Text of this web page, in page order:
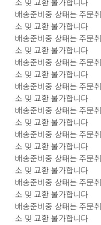
배송준비중 상태는 주문취
소 및 교환 불가합니다
배송준비중 상태는 주문취
소 및 교환 불가합니다
배송준비중 상태는 주문취
소 및 교환 불가합니다
배송준비중 상태는 주문취
소 및 교환 불가합니다
배송준비중 상태는 주문취
소 및 교환 불가합니다
배송준비중 상태는 주문취
소 및 교환 불가합니다
배송준비중 상태는 주문취
소 및 교환 불가합니다
배송준비중 상태는 주문취
소 및 교환 불가합니다
배송준비중 상태는 주문취
소 및 교환 불가합니다